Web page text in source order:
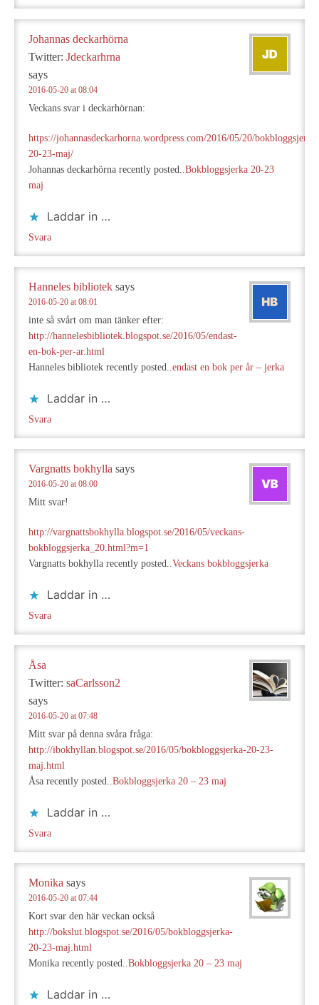
Johannas deckarhörna
Twitter: Jdeckarhrna
says
2016-05-20 at 08:04
Veckans svar i deckarhörnan:
https://johannasdeckarhorna.wordpress.com/2016/05/20/bokbloggsjerka-
20-23-maj/
Johannas deckarhörna recently posted..Bokbloggsjerka 20-23
maj
Laddar in …
Svara
Hanneles bibliotek says
2016-05-20 at 08:01
inte så svårt om man tänker efter:
http://hannelesbibliotek.blogspot.se/2016/05/endast-
en-bok-per-ar.html
Hanneles bibliotek recently posted..endast en bok per år – jerka
Laddar in …
Svara
Vargnatts bokhylla says
2016-05-20 at 08:00
Mitt svar!
http://vargnattsbokhylla.blogspot.se/2016/05/veckans-
bokbloggsjerka_20.html?m=1
Vargnatts bokhylla recently posted..Veckans bokbloggsjerka
Laddar in …
Svara
Åsa
Twitter: saCarlsson2
says
2016-05-20 at 07:48
Mitt svar på denna svåra fråga:
http://ibokhyllan.blogspot.se/2016/05/bokbloggsjerka-20-23-
maj.html
Åsa recently posted..Bokbloggsjerka 20 – 23 maj
Laddar in …
Svara
Monika says
2016-05-20 at 07:44
Kort svar den här veckan också
http://bokslut.blogspot.se/2016/05/bokbloggsjerka-
20-23-maj.html
Monika recently posted..Bokbloggsjerka 20 – 23 maj
Laddar in …